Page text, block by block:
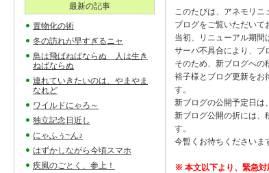
このたびは、アネモリニ
ブログをご覧いただいて
当初、リニューアル期間
サーバ不具合により、ブ
そのため、新ブログへの
裕子様とブログ更新をお
す。
新ブログの公開予定日は
新ブログ公開の折には、
す。
今暫くお待ちくださいま
※ 本文以下より、緊急対
最新の記事
置物化の術
冬の訪れが早すぎるニャ
鳥は飛ばねばならぬ 人は生き
ねばならぬ
連れていきたいのは、やまやま
なれど
ワイルドにゃろ～
独立記念日近し
にゃふぅ~ん♪
はずかしながら今頃スマホ
疾風のごとく、参上！